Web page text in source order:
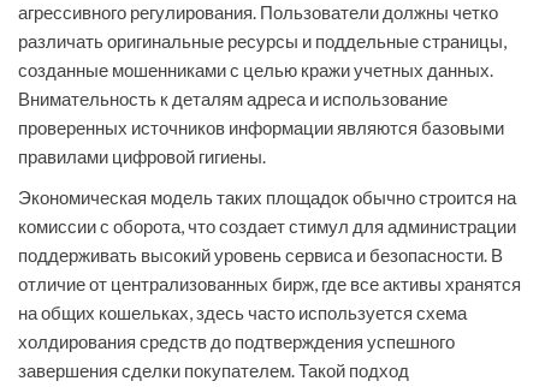
агрессивного регулирования. Пользователи должны четко
различать оригинальные ресурсы и поддельные страницы,
созданные мошенниками с целью кражи учетных данных.
Внимательность к деталям адреса и использование
проверенных источников информации являются базовыми
правилами цифровой гигиены.
Экономическая модель таких площадок обычно строится на
комиссии с оборота, что создает стимул для администрации
поддерживать высокий уровень сервиса и безопасности. В
отличие от централизованных бирж, где все активы хранятся
на общих кошельках, здесь часто используется схема
холдирования средств до подтверждения успешного
завершения сделки покупателем. Такой подход